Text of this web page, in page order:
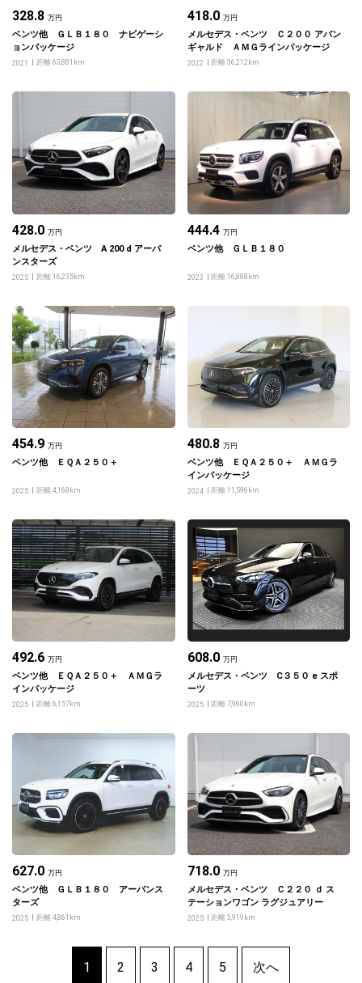
328.8 万円
ベンツ他 ＧＬＢ１８０ ナビゲーシ
ョンパッケージ
2021 距離 63,881km
418.0 万円
メルセデス・ベンツ Ｃ２００ アバン
ギャルド ＡＭＧラインパッケージ
2022 距離 36,212km
428.0 万円
メルセデス・ベンツ A 200 d アーバ
ンスターズ
2025 距離 16,235km
444.4 万円
ベンツ他 ＧＬＢ１８０
2023 距離 16,888km
454.9 万円
ベンツ他 ＥＱＡ２５０＋
2025 距離 4,168km
480.8 万円
ベンツ他 ＥＱＡ２５０＋ ＡＭＧラ
インパッケージ
2024 距離 11,596km
492.6 万円
ベンツ他 ＥＱＡ２５０＋ ＡＭＧラ
インパッケージ
2025 距離 6,157km
608.0 万円
メルセデス・ベンツ C３５０ e スポ
ーツ
2025 距離 7,960km
627.0 万円
ベンツ他 ＧＬＢ１８０ アーバンス
ターズ
2025 距離 4,861km
718.0 万円
メルセデス・ベンツ Ｃ２２０ ｄ ス
テーションワゴン ラグジュアリー
2025 距離 3,919km
1 2 3 4 5 次へ